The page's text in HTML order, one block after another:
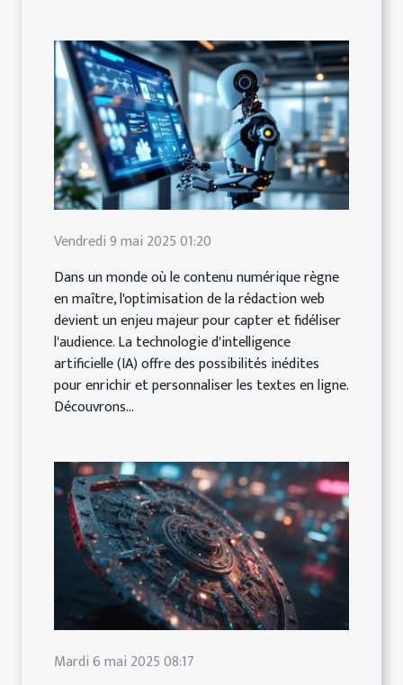
Vendredi 9 mai 2025 01:20
Dans un monde où le contenu numérique règne
en maître, l'optimisation de la rédaction web
devient un enjeu majeur pour capter et fidéliser
l'audience. La technologie d'intelligence
artificielle (IA) offre des possibilités inédites
pour enrichir et personnaliser les textes en ligne.
Découvrons...
Mardi 6 mai 2025 08:17